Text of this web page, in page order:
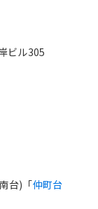
ビル305
台)「仲町台